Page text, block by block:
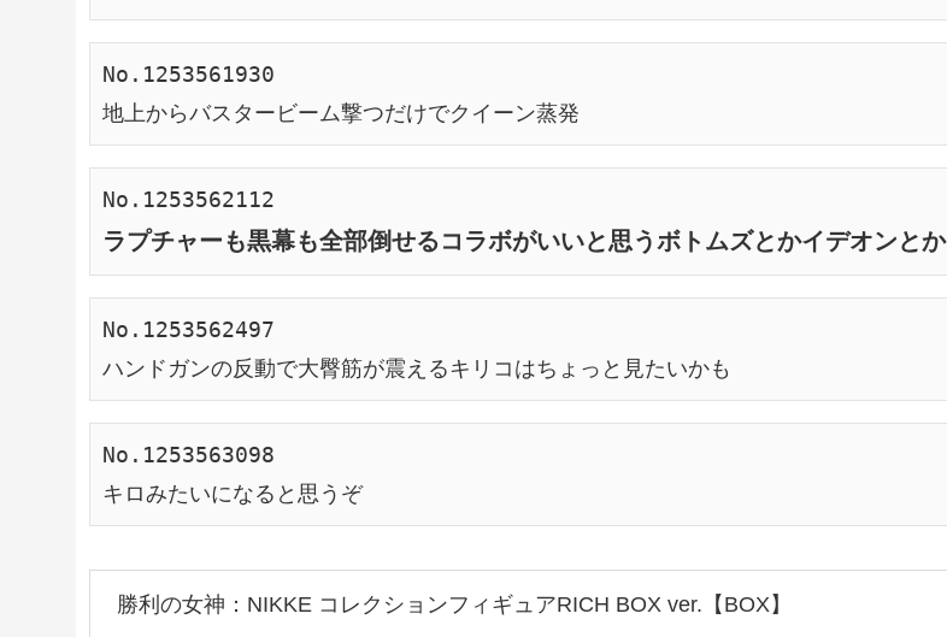
No.1253561930
地上からバスタービーム撃つだけでクイーン蒸発
No.1253562112
ラプチャーも黒幕も全部倒せるコラボがいいと思うボトムズとかイデオンとか
No.1253562497
ハンドガンの反動で大臀筋が震えるキリコはちょっと見たいかも
No.1253563098
キロみたいになると思うぞ
勝利の女神：NIKKE コレクションフィギュアRICH BOX ver.【BOX】